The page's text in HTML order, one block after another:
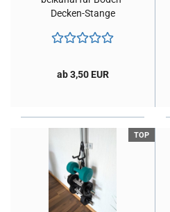
Decken-​Stange
ab 3,50 EUR
TOP